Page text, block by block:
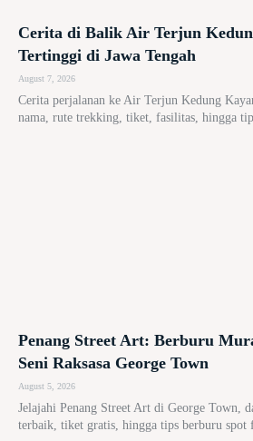
Cerita di Balik Air Terjun
Tertinggi di Jawa Tengah
August 7, 2026
Cerita perjalanan ke Air Terjun Kedung
nama, rute trekking, tiket, fasilitas, hingga
Penang Street Art: Berburu
Seni Raksasa George Town
August 5, 2026
Jelajahi Penang Street Art di George Town,
terbaik, tiket gratis, hingga tips berburu spot